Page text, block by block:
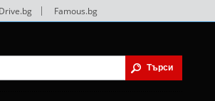
Famous.bg